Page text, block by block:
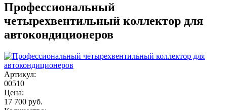
Профессиональный
четырехвентильный коллектор для
автокондиционеров
Артикул:
00510
Цена:
17 700 руб.